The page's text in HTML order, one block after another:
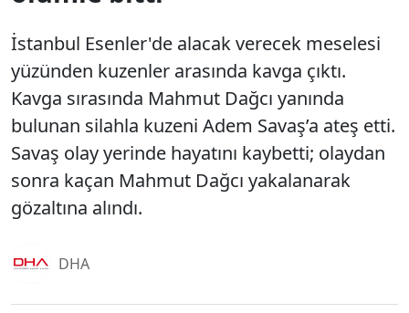
İstanbul Esenler'de alacak verecek meselesi
yüzünden kuzenler arasında kavga çıktı.
Kavga sırasında Mahmut Dağcı yanında
bulunan silahla kuzeni Adem Savaş’a ateş etti.
Savaş olay yerinde hayatını kaybetti; olaydan
sonra kaçan Mahmut Dağcı yakalanarak
gözaltına alındı.
DHA